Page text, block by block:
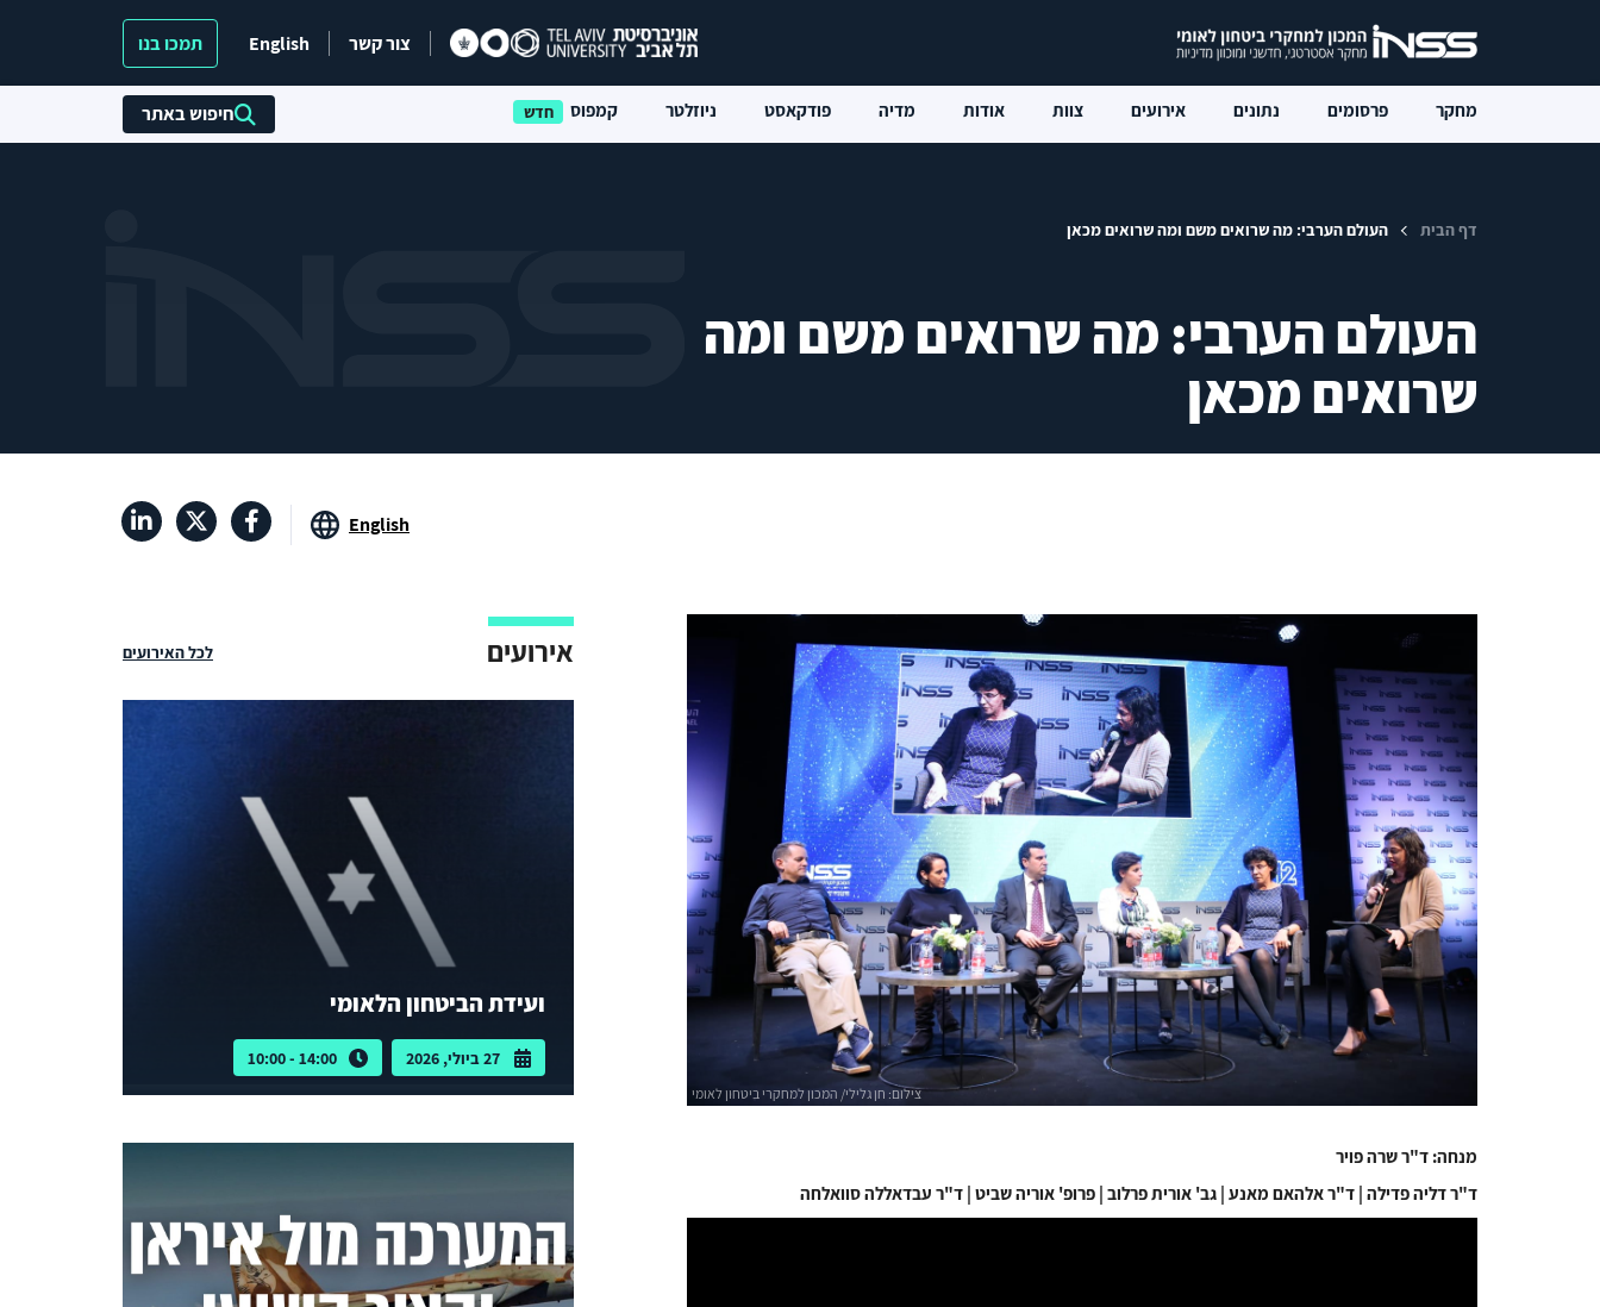
צור קשר English תמכו בנו
מחקר פרסומים נתונים אירועים צוות אודות מדיה פודקאסט ניוזלטר קמפוס חיפוש באתר
דף הבית העולם הערבי: מה שרואים משם ומה שרואים מכאן
העולם הערבי: מה שרואים משם ומה
שרואים מכאן
English
מנחה: ד"ר שרה פויר
ד"ר דליה פדילה | ד"ר אלהאם מאנע | גב' אורית פרלוב | פרופ' אוריה שביט | ד"ר עבדאללה סוואלחה
אירועים לכל האירועים
ועידת הביטחון הלאומי
27 ביולי, 2026 14:00 - 10:00